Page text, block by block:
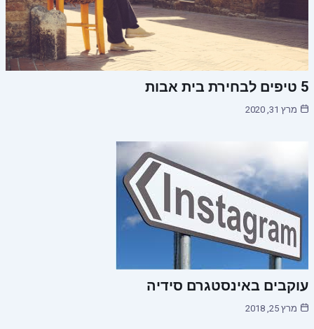
5 טיפים לבחירת בית אבות
מרץ 31, 2020
עוקבים באינסטגרם סידיה
מרץ 25, 2018